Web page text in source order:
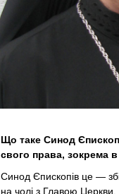
Що таке Синод
свого права, зокрема в
Синод Єпископів це —
на чолі з Главою